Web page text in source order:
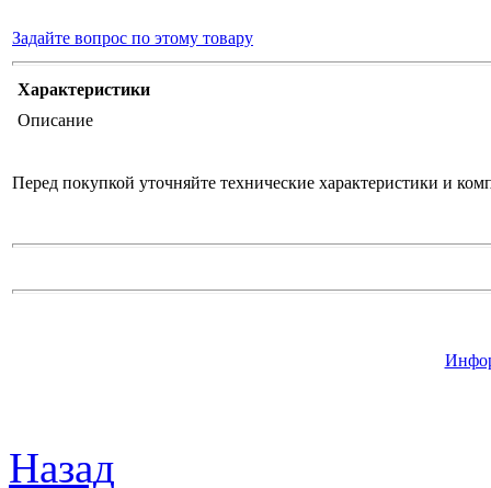
Задайте вопрос по этому товару
Характеристики
Описание
Перед покупкой уточняйте технические характеристики и
Назад